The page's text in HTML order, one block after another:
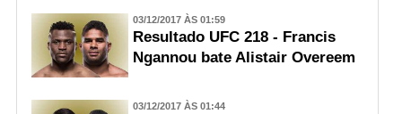
03/12/2017 ÀS 01:59
Resultado UFC 218 - Francis
Ngannou bate Alistair Overeem
03/12/2017 ÀS 01:44